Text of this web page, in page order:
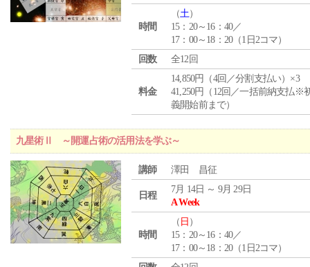
時間
（土）
15：20～16：40／
17：00～18：20（1日2コマ）
回数
全12回
料金
14,850円（4回／分割支払い）×3
41,250円（12回／一括前納支払※
義開始前まで）
九星術Ⅱ ～開運占術の活用法を学ぶ～
講師 澤田 昌征
日程
7月 14日 ～ 9月 29日
A Week
時間
（ 日 ）
15：20～16：40／
17：00～18：20（1日2コマ）